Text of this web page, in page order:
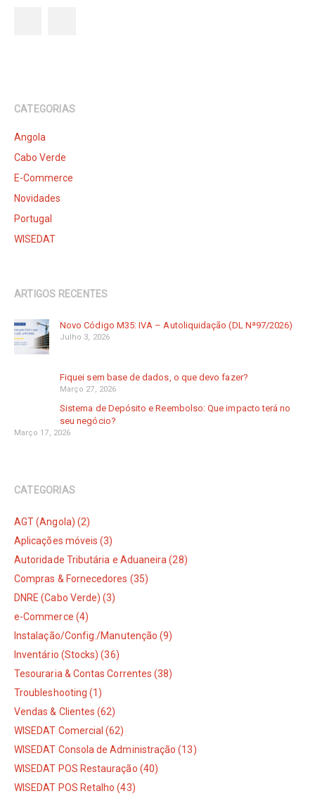
CATEGORIAS
Angola
Cabo Verde
E-Commerce
Novidades
Portugal
WISEDAT
ARTIGOS RECENTES
Novo Código M35: IVA – Autoliquidação (DL Nª97/2026)
Julho 3, 2026
Fiquei sem base de dados, o que devo fazer?
Março 27, 2026
Sistema de Depósito e Reembolso: Que impacto terá no
seu negócio?
Março 17, 2026
CATEGORIAS
AGT (Angola) (2)
Aplicações móveis (3)
Autoridade Tributária e Aduaneira (28)
Compras & Fornecedores (35)
DNRE (Cabo Verde) (3)
e-Commerce (4)
Instalação/Config./Manutenção (9)
Inventário (Stocks) (36)
Tesouraria & Contas Correntes (38)
Troubleshooting (1)
Vendas & Clientes (62)
WISEDAT Comercial (62)
WISEDAT Consola de Administração (13)
WISEDAT POS Restauração (40)
WISEDAT POS Retalho (43)